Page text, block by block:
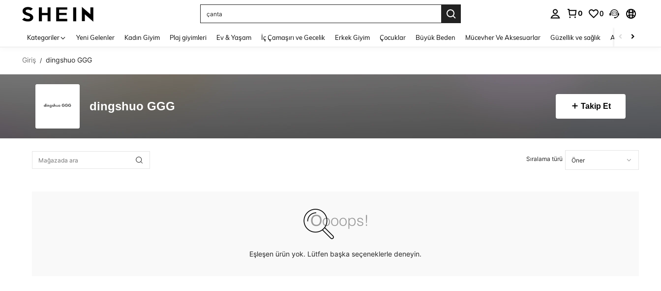
çanta
0 0
Kategoriler Yeni Gelenler Kadın Giyim Plaj giyimleri Ev & Yaşam İç Çamaşırı ve Gecelik Erkek Giyim Çocuklar Büyük Beden Mücevher Ve Aksesuarlar Güzellik ve sağlık Ayakkabı
Giriş / dingshuo GGG
dingshuo GGG Takip Et
Sıralama türü
Eşleşen ürün yok. Lütfen başka seçeneklerle deneyin.